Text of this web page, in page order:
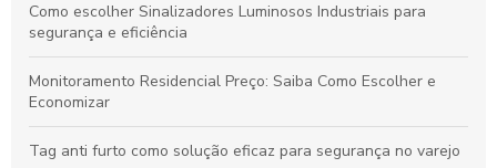
Como escolher Sinalizadores Luminosos Industriais para
segurança e eficiência
Monitoramento Residencial Preço: Saiba Como Escolher e
Economizar
Tag anti furto como solução eficaz para segurança no varejo